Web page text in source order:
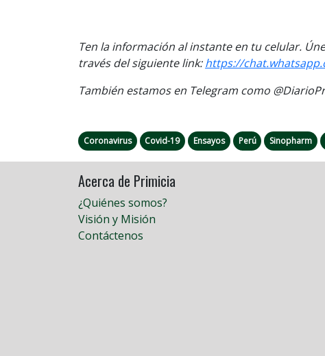
Ten la información al instante en tu celular.
través del siguiente link:https://
También estamos en Telegram como
Coronavirus Covid-19 Ensayos Perú Sinopharm
Acerca de Primicia
¿Quiénes somos?
Visión y Misión
Contáctenos